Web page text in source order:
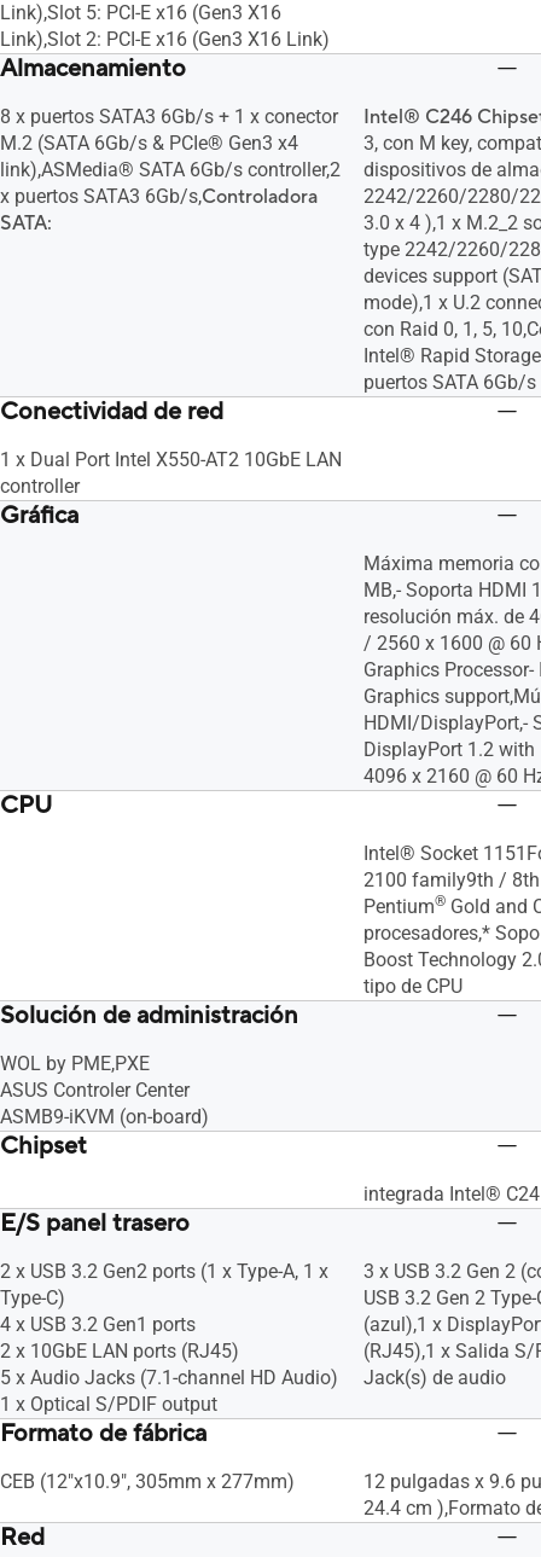
Link),Slot 5: PCI-E x16 (Gen3 X16
Link),Slot 2: PCI-E x16 (Gen3 X16 Link)
Almacenamiento
8 x puertos SATA3 6Gb/s + 1 x conector
M.2 (SATA 6Gb/s & PCIe® Gen3 x4
link),ASMedia® SATA 6Gb/s controller,2
x puertos SATA3 6Gb/s,Controladora
SATA:
Intel® C246
3, con M key,
dispositivos de
2242/2260/2280/
3.0 x 4 ),1 x M.2_2
type 2242/2260/
devices support
mode),1 x U.2
con Raid 0, 1, 5,
Intel® Rapid
puertos SATA 6Gb/s
Conectividad de red
1 x Dual Port Intel X550-AT2 10GbE LAN
controller
Gráfica
Máxima memoria
MB,- Soporta HDMI
resolución máx. de
/ 2560 x 1600 @ 60
Graphics
Graphics
HDMI/DisplayPort,-
DisplayPort 1.2
4096 x 2160 @ 60
CPU
Intel® Socket
2100 family9th / 8th
Pentium® Gold and
procesadores,*
Boost Technology
tipo de CPU
Solución de administración
WOL by PME,PXE
ASUS Controler Center
ASMB9-iKVM (on-board)
Chipset
integrada Intel®
E/S panel trasero
2 x USB 3.2 Gen2 ports (1 x Type-A, 1 x
Type-C)
4 x USB 3.2 Gen1 ports
2 x 10GbE LAN ports (RJ45)
5 x Audio Jacks (7.1-channel HD Audio)
1 x Optical S/PDIF output
3 x USB 3.2 Gen 2
USB 3.2 Gen 2
(azul),1 x
(RJ45),1 x Salida S/
Jack(s) de audio
Formato de fábrica
CEB (12"x10.9", 305mm x 277mm)
12 pulgadas x 9.6
24.4 cm ),Formato
Red